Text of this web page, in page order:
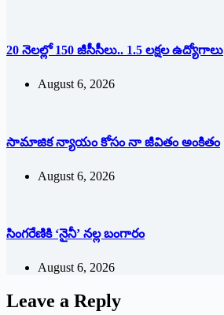
20 నెలల్లో 150 జీసీసీలు.. 1.5 లక్షల ఉద్యోగాలు
August 6, 2026
సామాజిక న్యాయం కోసం నా జీవితం అంకితం
August 6, 2026
సింగరేణికి ‘నైనీ’ న‌ల్ల బంగారం
August 6, 2026
Leave a Reply